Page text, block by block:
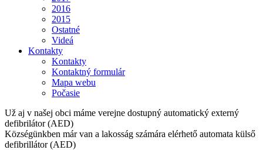
2016
2015
Ostatné
Videá
Kontakty
Kontakty
Kontaktný formulár
Mapa webu
Počasie
Už aj v našej obci máme verejne dostupný automatický externý
defibrilátor (AED)
Községünkben már van a lakosság számára elérhető automata külső
defibrillátor (AED)